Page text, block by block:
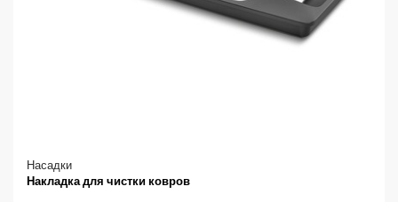
Насадки
Накладка для чистки ковров